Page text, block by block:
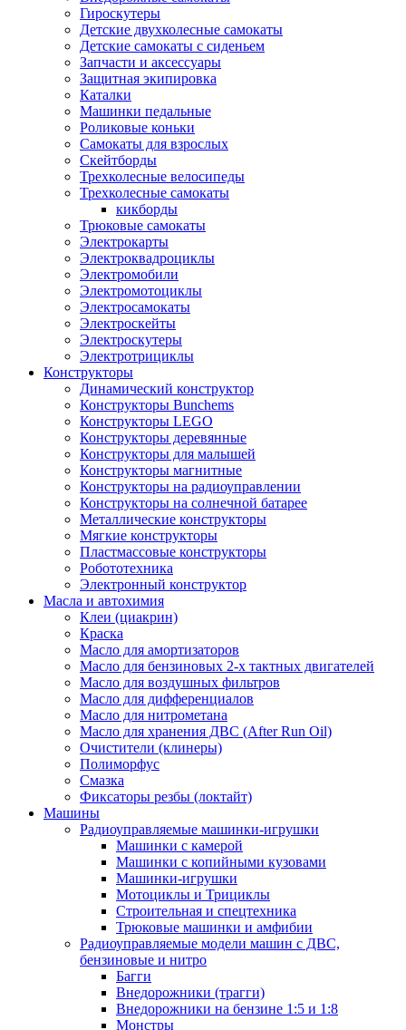
Гироскутеры
Детские двухколесные самокаты
Детские самокаты с сиденьем
Запчасти и аксессуары
Защитная экипировка
Каталки
Машинки педальные
Роликовые коньки
Самокаты для взрослых
Скейтборды
Трехколесные велосипеды
Трехколесные самокаты
кикборды
Трюковые самокаты
Электрокарты
Электроквадроциклы
Электромобили
Электромотоциклы
Электросамокаты
Электроскейты
Электроскутеры
Электротрициклы
Конструкторы
Динамический конструктор
Конструкторы Bunchems
Конструкторы LEGO
Конструкторы деревянные
Конструкторы для малышей
Конструкторы магнитные
Конструкторы на радиоуправлении
Конструкторы на солнечной батарее
Металлические конструкторы
Мягкие конструкторы
Пластмассовые конструкторы
Робототехника
Электронный конструктор
Масла и автохимия
Клеи (циакрин)
Краска
Масло для амортизаторов
Масло для бензиновых 2-х тактных двигателей
Масло для воздушных фильтров
Масло для дифференциалов
Масло для нитрометана
Масло для хранения ДВС (After Run Oil)
Очистители (клинеры)
Полиморфус
Смазка
Фиксаторы резбы (локтайт)
Машины
Радиоуправляемые машинки-игрушки
Машинки с камерой
Машинки с копийными кузовами
Машинки-игрушки
Мотоциклы и Трициклы
Строительная и спецтехника
Трюковые машинки и амфибии
Радиоуправляемые модели машин с ДВС,
бензиновые и нитро
Багги
Внедорожники (трагги)
Внедорожники на бензине 1:5 и 1:8
Монстры